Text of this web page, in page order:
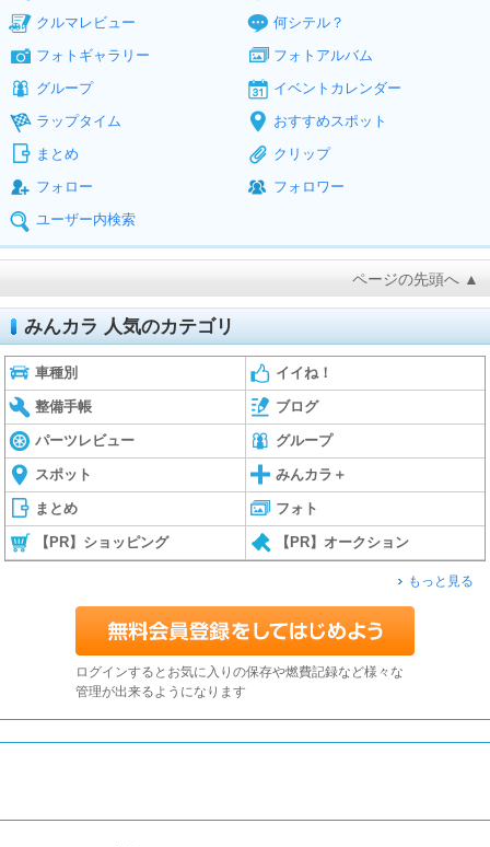
クルマレビュー
何シテル？
フォトギャラリー
フォトアルバム
グループ
イベントカレンダー
ラップタイム
おすすめスポット
まとめ
クリップ
フォロー
フォロワー
ユーザー内検索
ページの先頭へ ▲
みんカラ 人気のカテゴリ
車種別 イイね！
整備手帳 ブログ
パーツレビュー グループ
スポット みんカラ＋
まとめ フォト
【PR】ショッピング 【PR】オークション
もっと見る
ログインするとお気に入りの保存や燃費記録など様々な
管理が出来るようになります